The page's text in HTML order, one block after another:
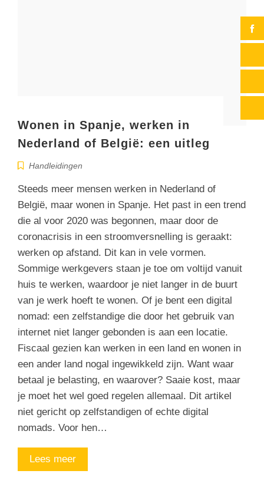
Wonen in Spanje, werken in
Nederland of België: een uitleg
Handleidingen
Steeds meer mensen werken in Nederland of
België, maar wonen in Spanje. Het past in een trend
die al voor 2020 was begonnen, maar door de
coronacrisis in een stroomversnelling is geraakt:
werken op afstand. Dit kan in vele vormen.
Sommige werkgevers staan je toe om voltijd vanuit
huis te werken, waardoor je niet langer in de buurt
van je werk hoeft te wonen. Of je bent een digital
nomad: een zelfstandige die door het gebruik van
internet niet langer gebonden is aan een locatie.
Fiscaal gezien kan werken in een land en wonen in
een ander land nogal ingewikkeld zijn. Want waar
betaal je belasting, en waarover? Saaie kost, maar
je moet het wel goed regelen allemaal. Dit artikel
niet gericht op zelfstandigen of echte digital
nomads. Voor hen…
Lees meer